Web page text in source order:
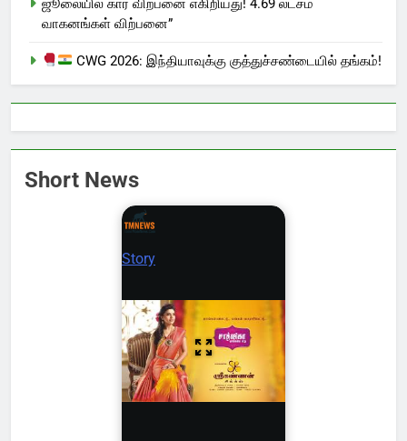
ஜூலையில் கார் விற்பனை எகிறியது! 4.69 லட்சம்
வாகனங்கள் விற்பனை”
CWG 2026: இந்தியாவுக்கு குத்துச்சண்டையில் தங்கம்!
Short News
Story